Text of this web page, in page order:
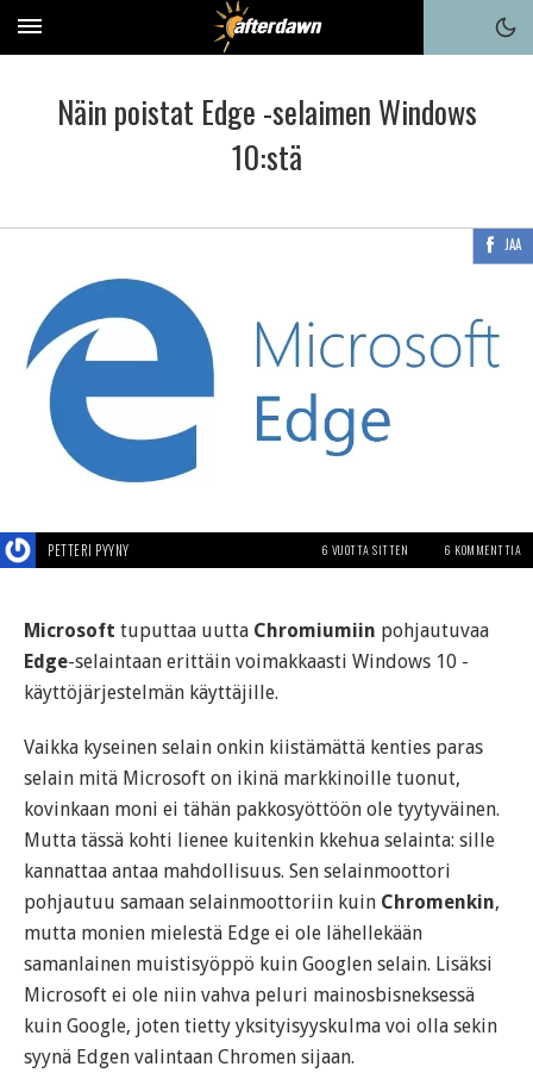
Näin poistat Edge -selaimen Windows
10:stä
JAA
PETTERI PYYNY 6 VUOTTA SITTEN 6 KOMMENTTIA
Microsoft tuputtaa uutta Chromiumiin pohjautuvaa
Edge-selaintaan erittäin voimakkaasti Windows 10 -
käyttöjärjestelmän käyttäjille.
Vaikka kyseinen selain onkin kiistämättä kenties paras
selain mitä Microsoft on ikinä markkinoille tuonut,
kovinkaan moni ei tähän pakkosyöttöön ole tyytyväinen.
Mutta tässä kohti lienee kuitenkin kkehua selainta: sille
kannattaa antaa mahdollisuus. Sen selainmoottori
pohjautuu samaan selainmoottoriin kuin Chromenkin,
mutta monien mielestä Edge ei ole lähellekään
samanlainen muistisyöppö kuin Googlen selain. Lisäksi
Microsoft ei ole niin vahva peluri mainosbisneksessä
kuin Google, joten tietty yksityisyyskulma voi olla sekin
syynä Edgen valintaan Chromen sijaan.